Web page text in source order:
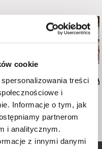
cookie
treści
i
Informacje o tym, jak
partnerom
i analitycznym.
z innymi danymi
Barbara) Dad's Lullaby